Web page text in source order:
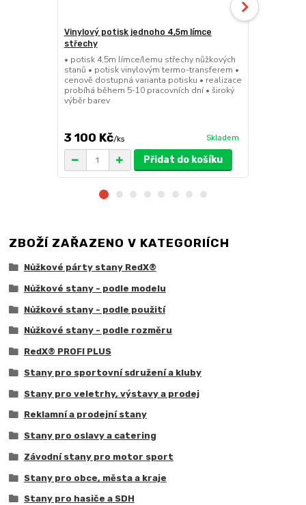
Vinylový potisk jednoho 4,5m límce
střechy
• potisk 4,5m límce/lemu střechy nůžkových
stanů • potisk vinylovým termo-transferem •
cenově dostupná varianta potisku • realizace
probíhá během 5-10 pracovních dní • široký
výběr barev
3 100 Kč/ks Skladem
Přidat do košíku
ZBOŽÍ ZAŘAZENO V KATEGORIÍCH
Nůžkové párty stany RedX®
Nůžkové stany - podle modelu
Nůžkové stany - podle použití
Nůžkové stany - podle rozměru
RedX® PROFI PLUS
Stany pro sportovní sdružení a kluby
Stany pro veletrhy, výstavy a prodej
Reklamní a prodejní stany
Stany pro oslavy a catering
Závodní stany pro motor sport
Stany pro obce, města a kraje
Stany pro hasiče a SDH